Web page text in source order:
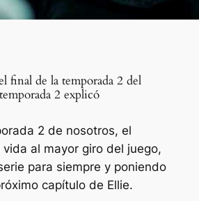
final de la temporada 2 del
2 explicó
2 de nosotros, el
al mayor giro del juego,
para siempre y poniendo
capítulo de Ellie.